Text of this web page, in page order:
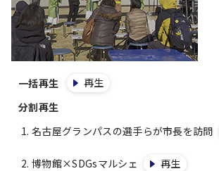
一括再生
再生
分割再生
名古屋グランパスの選手らが市長を訪問
博物館×SDGsマルシェ 再生